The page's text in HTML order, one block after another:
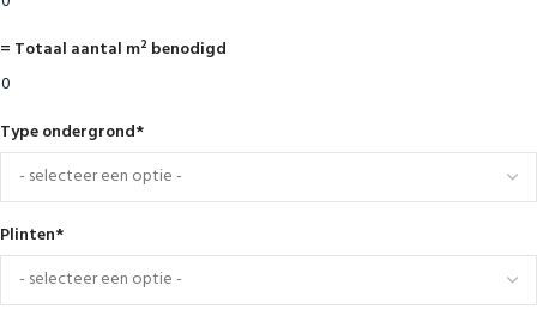
= Totaal aantal m² benodigd
Type ondergrond*
Plinten*